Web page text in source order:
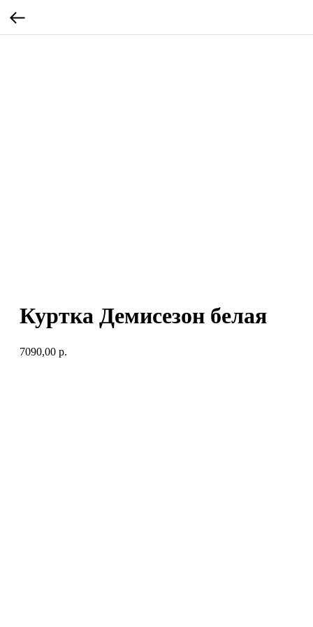
Куртка Демисезон белая
7090,00 р.